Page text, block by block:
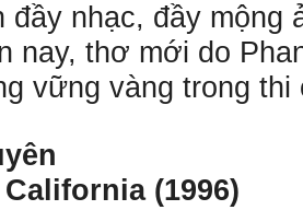
đầy nhạc, đầy mộng
nay, thơ mới do
vững vàng trong thi
(1996)